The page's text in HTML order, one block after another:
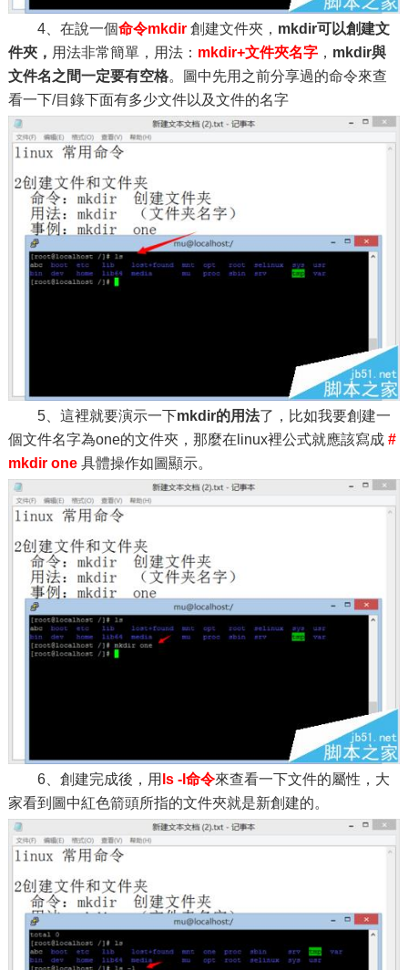
4、在說一個命令mkdir創建文件夾， mkdir可以創建文
件夾， 用法非常簡單，用法： mkdir+文件夾名字， mkdir與
文件名之間一定要有空格。圖中先用之前分享過的命令來查
看一下/目錄下面有多少文件以及文件的名字
5、這裡就要演示一下mkdir的用法了，比如我要創建一
個文件名字為one的文件夾，那麼在linux裡公式就應該寫成#
mkdir one具體操作如圖顯示。
6、創建完成後，用 ls -l命令來查看一下文件的屬性，大
家看到圖中紅色箭頭所指的文件夾就是新創建的。